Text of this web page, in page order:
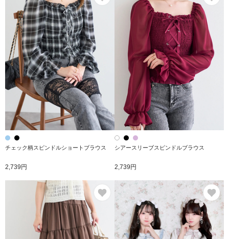
チェック柄スピンドルショートブラウス
2,739円
シアースリーブスピンドルブラウス
2,739円
お気に入り